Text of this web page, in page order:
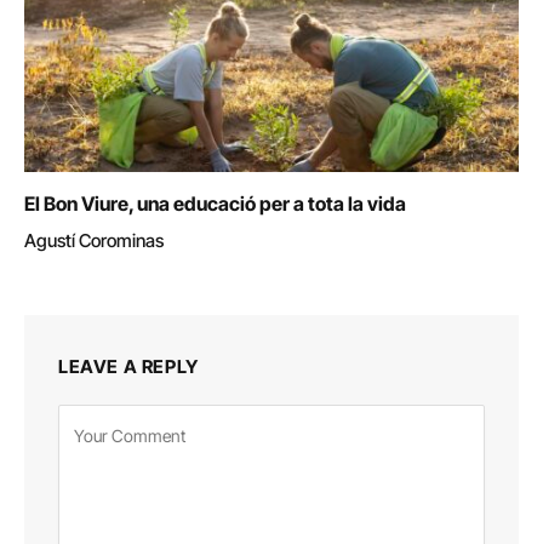
El Bon Viure, una educació per a tota la vida
Agustí Corominas
LEAVE A REPLY